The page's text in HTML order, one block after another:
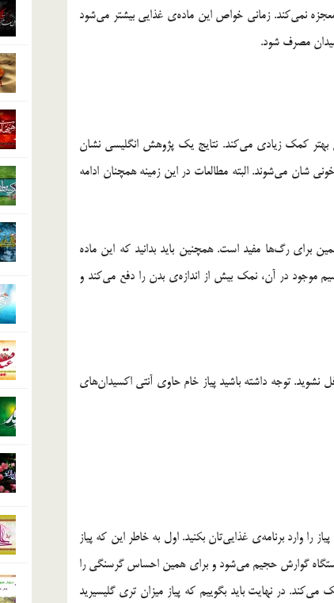
نمی‌کند. زمانی خواص این ماده‌ی غذایی بیشتر می‌شود
مصرف شود.
بهتر کمک زیادی می‌کند. نتایج یک پژوهش انگلیسی نشان
شان می‌شوند. البته مطالعات در این زمینه همچنان ادامه
برای رگ‌ها مفید است. همچنین باید بدانید که این ماده
پتاسیم موجود در آن، نمک بیش از اندازه‌ی بدن را دفع می‌کند و
نشوید. توجه داشته باشید پیاز خام حاوی آنتی اکسیدان‌های
وارد برنامه‌ی غذایی‌تان بکنید. اول به خاطر این که پیاز
گوارش حجیم می‌شود و برای همین احساس گرسنگی را
در نهایت باید بگوییم که پیاز میزان تری گلیسیرید